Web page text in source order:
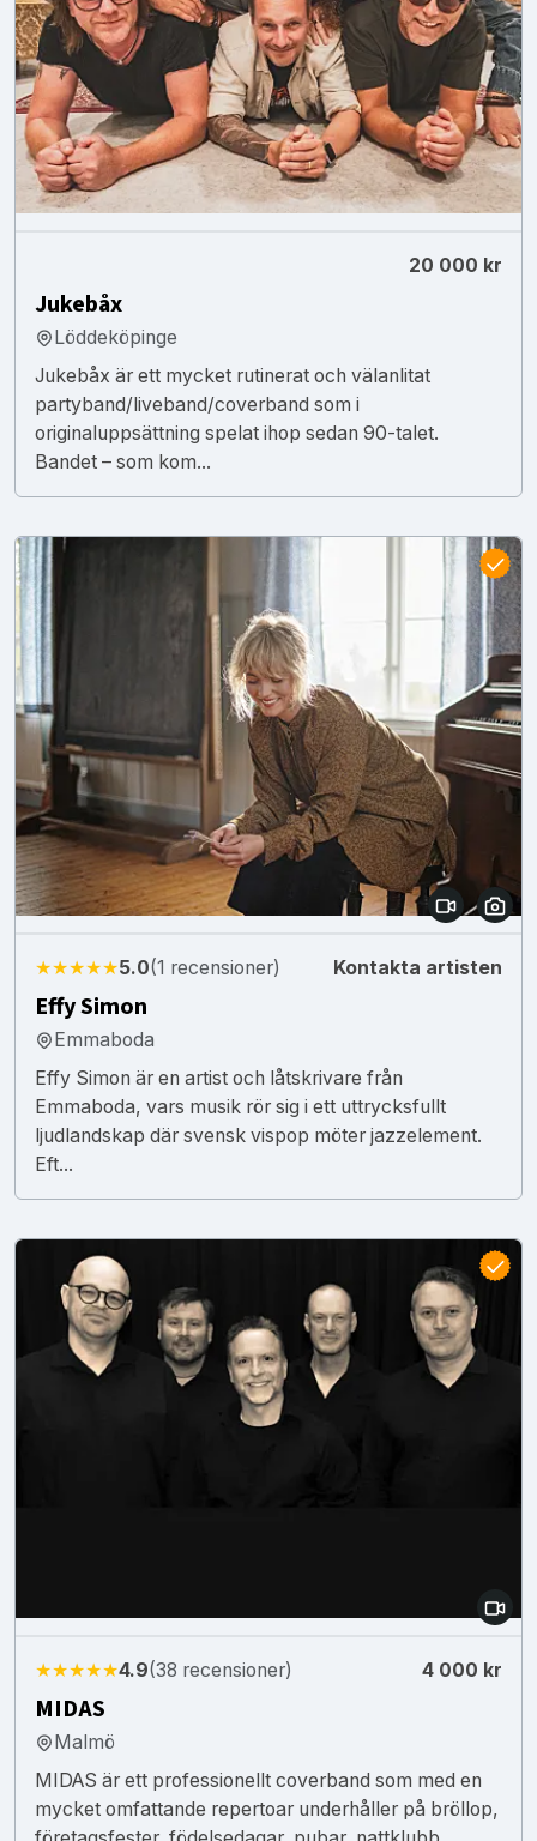
20 000 kr
Jukebåx
Löddeköpinge
Jukebåx är ett mycket rutinerat och välanlitat
partyband/liveband/coverband som i
originaluppsättning spelat ihop sedan 90-talet.
Bandet – som kom...
★★★★★5.0(1 recensioner) Kontakta artisten
Effy Simon
Emmaboda
Effy Simon är en artist och låtskrivare från
Emmaboda, vars musik rör sig i ett uttrycksfullt
ljudlandskap där svensk vispop möter jazzelement.
Eft...
★★★★★4.9(38 recensioner) 4 000 kr
MIDAS
Malmö
MIDAS är ett professionellt coverband som med en
mycket omfattande repertoar underhåller på bröllop,